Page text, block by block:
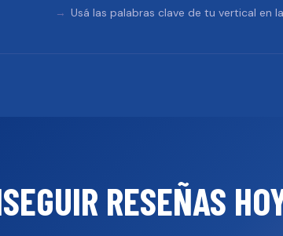
Usá las palabras clave de tu vertical en
RESEÑAS